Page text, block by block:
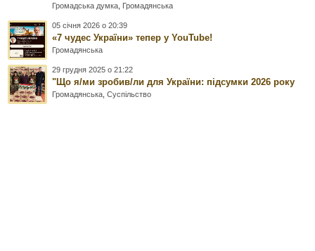
Громадська думка Громадянська
05 січня 2026 о 20:39
«7 чудес України» тепер у YouTube!
Громадянська
29 грудня 2025 о 21:22
"Що я/ми зробив/ли для України: підсумки 2026 року
Громадянська ,Суспільство